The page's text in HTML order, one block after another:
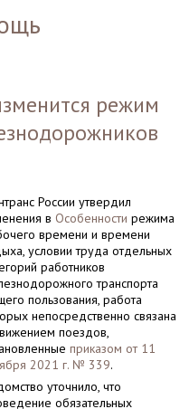
режим
России утвердил
в Особенности режима
времени и времени
условии труда отдельных
работников
транспорта
пользования, работа
непосредственно связана
поездов,
приказом от 11
2021 г. № 339.
уточнило, что
обязательных